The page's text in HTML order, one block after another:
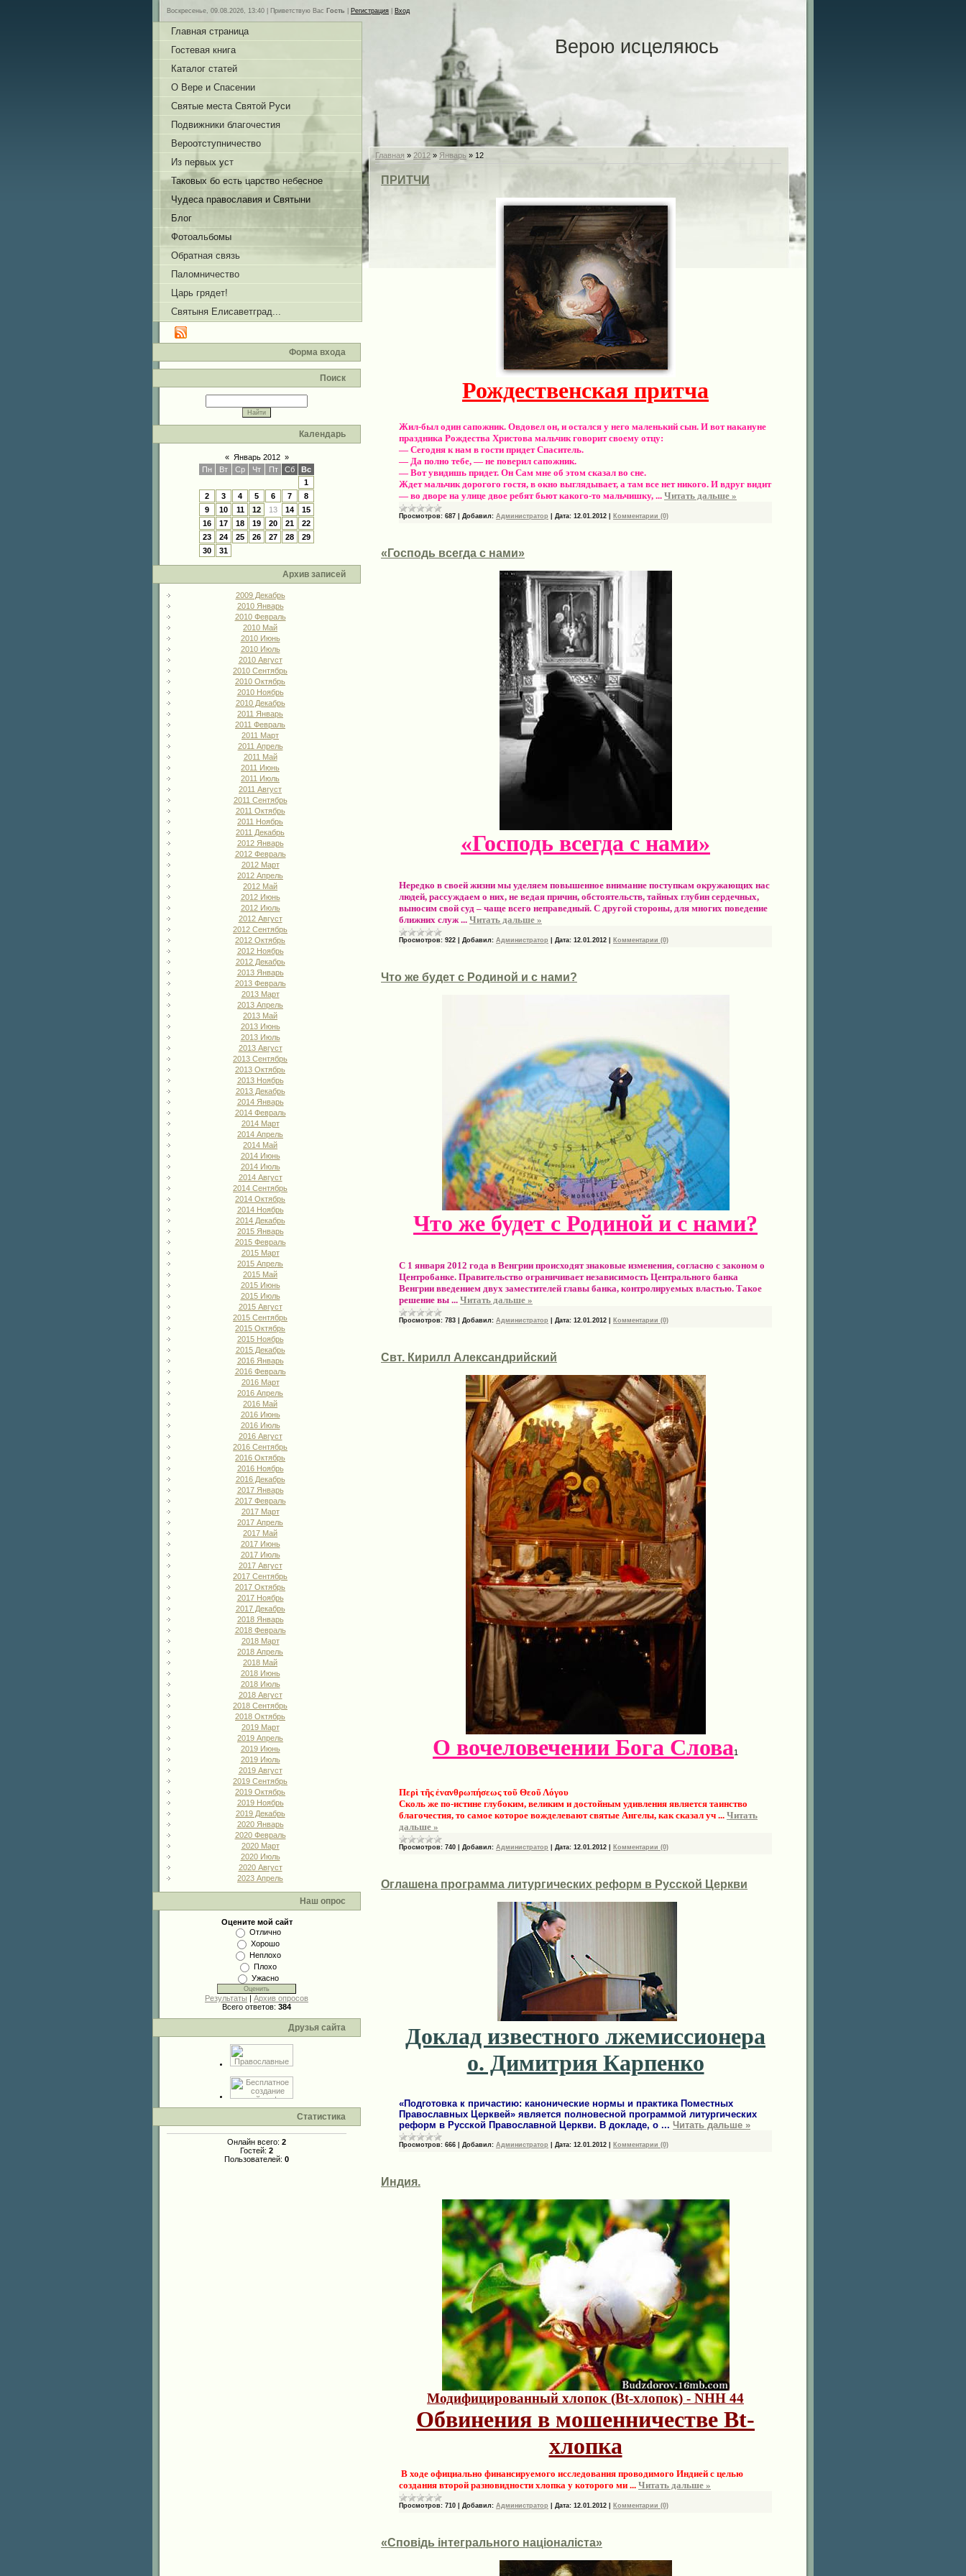
Воскресенье, 09.08.2026, 13:40 | Приветствую Вас Гость Регистрация Вход
Главная страница
Гостевая книга
Каталог статей
О Вере и Спасении
Святые места Святой Руси
Подвижники благочестия
Вероотступничество
Из первых уст
Таковых бо есть царство небесное
Чудеса православия и Святыни
Блог
Фотоальбомы
Обратная связь
Паломничество
Царь грядет!
Святыня Елисаветград...
Форма входа
Поиск
Календарь
« Январь 2012 »
Пн
Вт Ср Чт Пт Сб
Вс
1
2
3 4 5 6 7
8
9
10 11 12 13 14
15
16
17 18 19 20 21
22
23
24 25 26 27 28
29
30
31
Архив записей
2009 Декабрь
2010 Январь
2010 Февраль
2010 Май
2010 Июнь
2010 Июль
2010 Август
2010 Сентябрь
2010 Октябрь
2010 Ноябрь
2010 Декабрь
2011 Январь
2011 Февраль
2011 Март
2011 Апрель
2011 Май
2011 Июнь
2011 Июль
2011 Август
2011 Сентябрь
2011 Октябрь
2011 Ноябрь
2011 Декабрь
2012 Январь
2012 Февраль
2012 Март
2012 Апрель
2012 Май
2012 Июнь
2012 Июль
2012 Август
2012 Сентябрь
2012 Октябрь
2012 Ноябрь
2012 Декабрь
2013 Январь
2013 Февраль
2013 Март
2013 Апрель
2013 Май
2013 Июнь
2013 Июль
2013 Август
2013 Сентябрь
2013 Октябрь
2013 Ноябрь
2013 Декабрь
2014 Январь
2014 Февраль
2014 Март
2014 Апрель
2014 Май
2014 Июнь
2014 Июль
2014 Август
2014 Сентябрь
2014 Октябрь
2014 Ноябрь
2014 Декабрь
2015 Январь
2015 Февраль
2015 Март
2015 Апрель
2015 Май
2015 Июнь
2015 Июль
2015 Август
2015 Сентябрь
2015 Октябрь
2015 Ноябрь
2015 Декабрь
2016 Январь
2016 Февраль
2016 Март
2016 Апрель
2016 Май
2016 Июнь
2016 Июль
2016 Август
2016 Сентябрь
2016 Октябрь
2016 Ноябрь
2016 Декабрь
2017 Январь
2017 Февраль
2017 Март
2017 Апрель
2017 Май
2017 Июнь
2017 Июль
2017 Август
2017 Сентябрь
2017 Октябрь
2017 Ноябрь
2017 Декабрь
2018 Январь
2018 Февраль
2018 Март
2018 Апрель
2018 Май
2018 Июнь
2018 Июль
2018 Август
2018 Сентябрь
2018 Октябрь
2019 Март
2019 Апрель
2019 Июнь
2019 Июль
2019 Август
2019 Сентябрь
2019 Октябрь
2019 Ноябрь
2019 Декабрь
2020 Январь
2020 Февраль
2020 Март
2020 Июль
2020 Август
2023 Апрель
Наш опрос
Оцените мой сайт
Отлично
Хорошо
Неплохо
Плохо
Ужасно
Результаты | Архив опросов
Всего ответов: 384
Друзья сайта
Статистика
Онлайн всего: 2
Гостей: 2
Пользователей: 0
Верою исцеляюсь
Главная » 2012 » Январь » 12
ПРИТЧИ
Рождественская притча
Жил-был один сапожник. Овдовел он, и остался у него маленький сын. И вот накануне
праздника Рождества Христова мальчик говорит своему отцу:
— Сегодня к нам в гости придет Спаситель.
— Да полно тебе, — не поверил сапожник.
— Вот увидишь придет. Он Сам мне об этом сказал во сне.
Ждет мальчик дорогого гостя, в окно выглядывает, а там все нет никого. И вдруг видит
— во дворе на улице двое ребят бьют какого-то мальчишку, ... Читать дальше »
Просмотров: 687 Добавил: Администратор Дата: 12.01.2012 Комментарии (0)
«Господь всегда с нами»
«Господь всегда с нами»
Нередко в своей жизни мы уделяем повышенное внимание поступкам окружающих нас
людей, рассуждаем о них, не ведая причин, обстоятельств, тайных глубин сердечных,
выносим свой суд – чаще всего неправедный. С другой стороны, для многих поведение
ближних служ ... Читать дальше »
Просмотров: 922 Добавил: Администратор Дата: 12.01.2012 Комментарии (0)
Что же будет с Родиной и с нами?
Что же будет с Родиной и с нами?
С 1 января 2012 года в Венгрии происходят знаковые изменения, согласно с законом о
Центробанке. Правительство ограничивает независимость Центрального банка
Венгрии введением двух заместителей главы банка, контролируемых властью. Такое
решение вы ... Читать дальше »
Просмотров: 783 Добавил: Администратор Дата: 12.01.2012 Комментарии (0)
Свт. Кирилл Александрийский
О вочеловечении Бога Слова1
Περὶ τῆς ἐνανθρωπήσεως τοῦ Θεοῦ Λόγου
Сколь же по-истине глубоким, великим и достойным удивления является таинство
благочестия, то самое которое вожделевают святые Ангелы, как сказал уч ... Читать
дальше »
Просмотров: 740 Добавил: Администратор Дата: 12.01.2012 Комментарии (0)
Оглашена программа литургических реформ в Русской Церкви
Доклад известного лжемиссионера
о. Димитрия Карпенко
«Подготовка к причастию: канонические нормы и практика Поместных
Православных Церквей» является полновесной программой литургических
реформ в Русской Православной Церкви. В докладе, о ... Читать дальше »
Просмотров: 666 Добавил: Администратор Дата: 12.01.2012 Комментарии (0)
Индия.
Модифицированный хлопок (Bt-хлопок) - NHH 44
Обвинения в мошенничестве Bt-
хлопка
В ходе официально финансируемого исследования проводимого Индией с целью
создания второй разновидности хлопка у которого ми ... Читать дальше »
Просмотров: 710 Добавил: Администратор Дата: 12.01.2012 Комментарии (0)
«Сповідь інтегрального націоналіста»